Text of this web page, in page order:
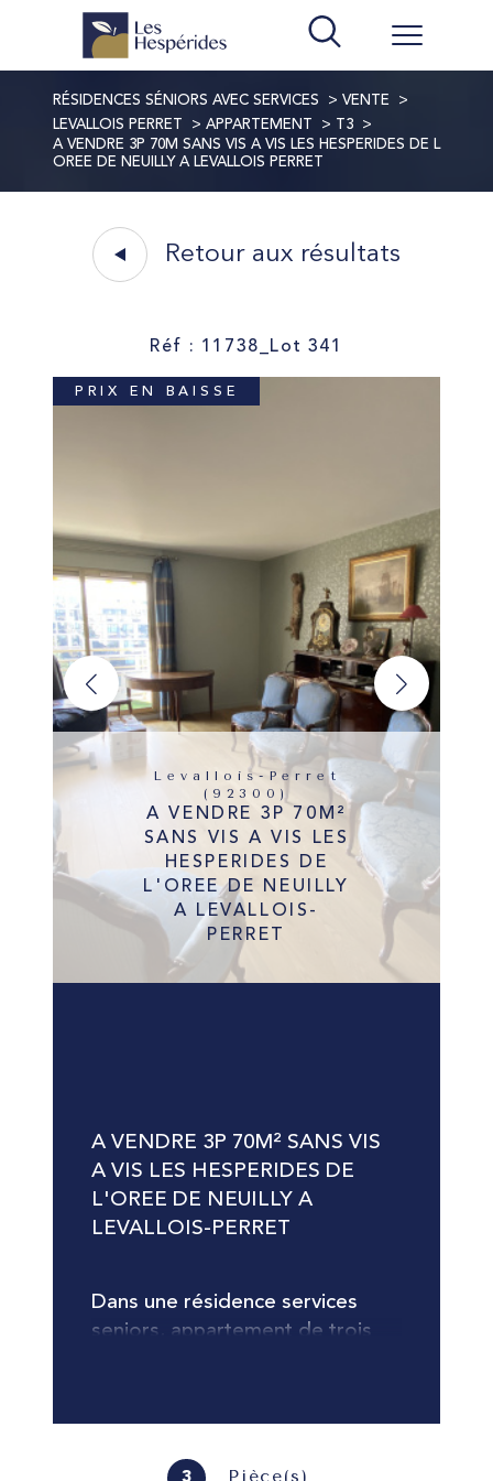
RÉSIDENCES SÉNIORS AVEC SERVICES
VENTE
LEVALLOIS PERRET
APPARTEMENT
T3
A VENDRE 3P 70M SANS VIS A VIS LES HESPERIDES DE L
OREE DE NEUILLY A LEVALLOIS PERRET
Retour aux résultats
Réf : 11738_Lot 341
PRIX EN BAISSE
Levallois-Perret
(92300)
A VENDRE 3P 70M²
SANS VIS A VIS LES
HESPERIDES DE
L'OREE DE NEUILLY
A LEVALLOIS-
PERRET
Pièce(s)
A VENDRE 3P 70M² SANS VIS
A VIS LES HESPERIDES DE
L'OREE DE NEUILLY A
LEVALLOIS-PERRET
Dans une résidence services
seniors, appartement de trois
élégant appartement de 3